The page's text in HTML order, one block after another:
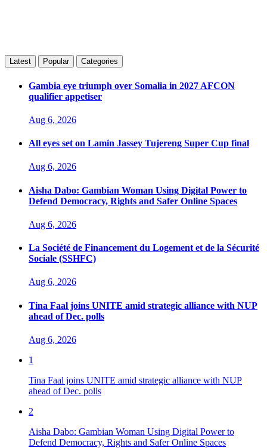
Latest Popular Categories
Gambia eye triumph over Somalia in 2027 AFCON
qualifier appetiser
Aug 6, 2026
All eyes set on Lamin Jassey Tujereng Super Cup final
Aug 6, 2026
Aisha Dabo: Gambian Woman Using Digital Power to
Defend Democracy, Rights and Safer Online Spaces
Aug 6, 2026
La Société de Financement du Logement et de la Sécurité
Sociale (SSHFC)
Aug 6, 2026
Tina Faal joins UNITE amid strategic alliance with NUP
ahead of Dec. polls
Aug 6, 2026
1
Tina Faal joins UNITE amid strategic alliance with NUP
ahead of Dec. polls
2
Aisha Dabo: Gambian Woman Using Digital Power to
Defend Democracy, Rights and Safer Online Spaces